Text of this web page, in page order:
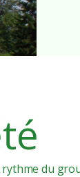
rythme du